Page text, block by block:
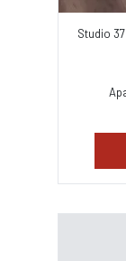
Studio